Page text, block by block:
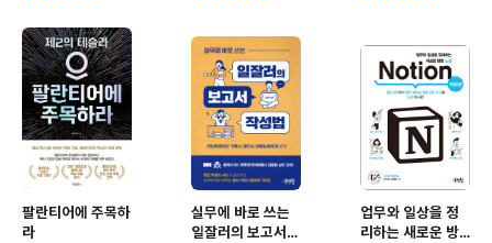
팔란티어에 주목하
라
실무에 바로 쓰는
일잘러의 보고서
업무와 일상을 정
리하는 새로운 방